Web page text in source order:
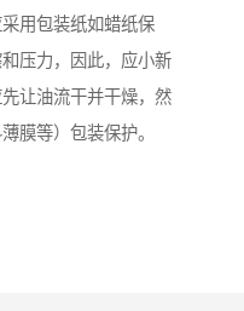
用包装纸如蜡纸保
压力，因此，应小新
让油流干并干燥，然
膜等）包装保护。